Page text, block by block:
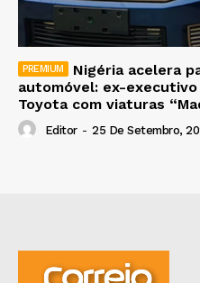
Nigéria acelera
automóvel: ex-
Toyota com viaturas
Editor - 25 De Setembro,